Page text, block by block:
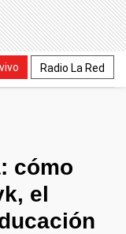
Radio La Red
cómo
el